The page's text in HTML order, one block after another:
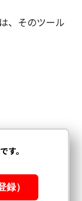
、そのツール